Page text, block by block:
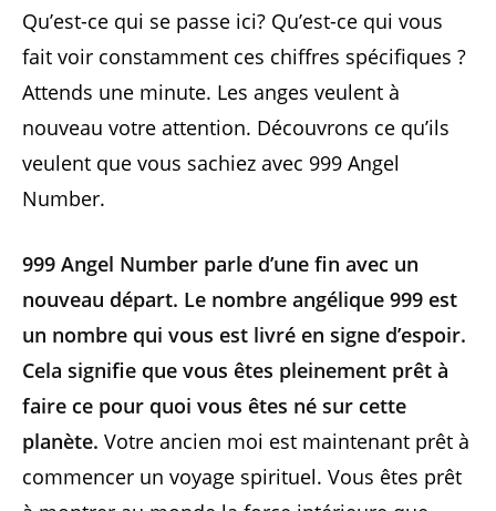
Qu’est-ce qui se passe ici? Qu’est-ce qui vous
fait voir constamment ces chiffres spécifiques ?
Attends une minute. Les anges veulent à
nouveau votre attention. Découvrons ce qu’ils
veulent que vous sachiez avec 999 Angel
Number.
999 Angel Number parle d’une fin avec un
nouveau départ. Le nombre angélique 999 est
un nombre qui vous est livré en signe d’espoir.
Cela signifie que vous êtes pleinement prêt à
faire ce pour quoi vous êtes né sur cette
planète. Votre ancien moi est maintenant prêt à
commencer un voyage spirituel. Vous êtes prêt